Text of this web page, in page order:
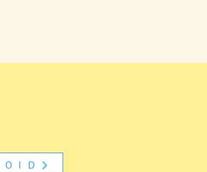
ＯＩＤ